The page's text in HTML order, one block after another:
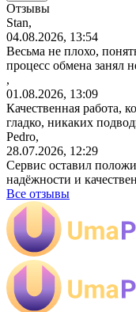
Отзывы
Stan,
04.08.2026, 13:54
Весьма не плохо,
процесс обмена занял
,
01.08.2026, 13:09
Качественная работа,
гладко, никаких
Pedro,
28.07.2026, 12:29
Сервис оставил
надёжности и
Все отзывы